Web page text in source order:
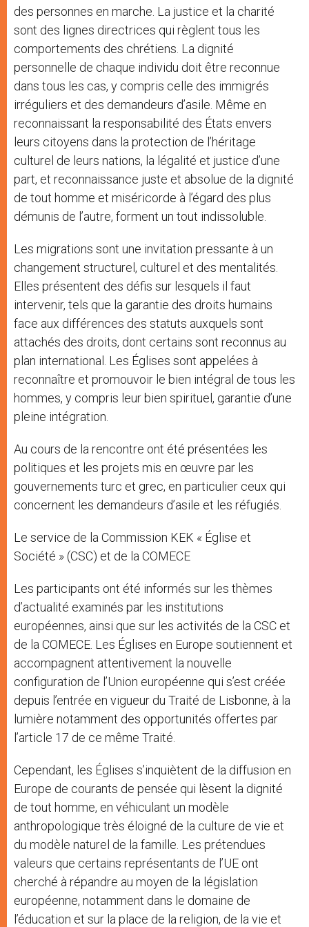
des personnes en marche. La justice et la charité
sont des lignes directrices qui règlent tous les
comportements des chrétiens. La dignité
personnelle de chaque individu doit être reconnue
dans tous les cas, y compris celle des immigrés
irréguliers et des demandeurs d’asile. Même en
reconnaissant la responsabilité des États envers
leurs citoyens dans la protection de l’héritage
culturel de leurs nations, la légalité et justice d’une
part, et reconnaissance juste et absolue de la dignité
de tout homme et miséricorde à l’égard des plus
démunis de l’autre, forment un tout indissoluble.
Les migrations sont une invitation pressante à un
changement structurel, culturel et des mentalités.
Elles présentent des défis sur lesquels il faut
intervenir, tels que la garantie des droits humains
face aux différences des statuts auxquels sont
attachés des droits, dont certains sont reconnus au
plan international. Les Églises sont appelées à
reconnaître et promouvoir le bien intégral de tous les
hommes, y compris leur bien spirituel, garantie d’une
pleine intégration.
Au cours de la rencontre ont été présentées les
politiques et les projets mis en œuvre par les
gouvernements turc et grec, en particulier ceux qui
concernent les demandeurs d’asile et les réfugiés.
Le service de la Commission KEK « Église et
Société » (CSC) et de la COMECE
Les participants ont été informés sur les thèmes
d’actualité examinés par les institutions
européennes, ainsi que sur les activités de la CSC et
de la COMECE. Les Églises en Europe soutiennent et
accompagnent attentivement la nouvelle
configuration de l’Union européenne qui s’est créée
depuis l’entrée en vigueur du Traité de Lisbonne, à la
lumière notamment des opportunités offertes par
l’article 17 de ce même Traité.
Cependant, les Églises s’inquiètent de la diffusion en
Europe de courants de pensée qui lèsent la dignité
de tout homme, en véhiculant un modèle
anthropologique très éloigné de la culture de vie et
du modèle naturel de la famille. Les prétendues
valeurs que certains représentants de l’UE ont
cherché à répandre au moyen de la législation
européenne, notamment dans le domaine de
l’éducation et sur la place de la religion, de la vie et